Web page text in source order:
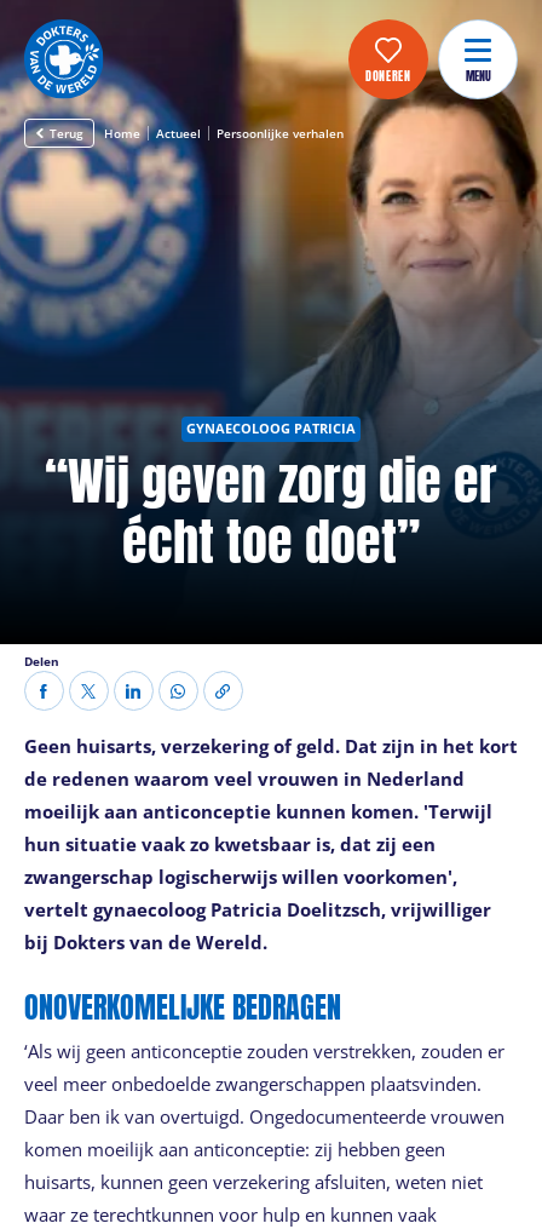
DONEREN MENU
Terug Home Actueel Persoonlijke verhalen
GYNAECOLOOG PATRICIA
“Wij geven zorg die er
écht toe doet”
Delen
Geen huisarts, verzekering of geld. Dat zijn in het kort
de redenen waarom veel vrouwen in Nederland
moeilijk aan anticonceptie kunnen komen. 'Terwijl
hun situatie vaak zo kwetsbaar is, dat zij een
zwangerschap logischerwijs willen voorkomen',
vertelt gynaecoloog Patricia Doelitzsch, vrijwilliger
bij Dokters van de Wereld.
ONOVERKOMELIJKE BEDRAGEN
‘Als wij geen anticonceptie zouden verstrekken, zouden er
veel meer onbedoelde zwangerschappen plaatsvinden.
Daar ben ik van overtuigd. Ongedocumenteerde vrouwen
komen moeilijk aan anticonceptie: zij hebben geen
huisarts, kunnen geen verzekering afsluiten, weten niet
waar ze terechtkunnen voor hulp en kunnen vaak